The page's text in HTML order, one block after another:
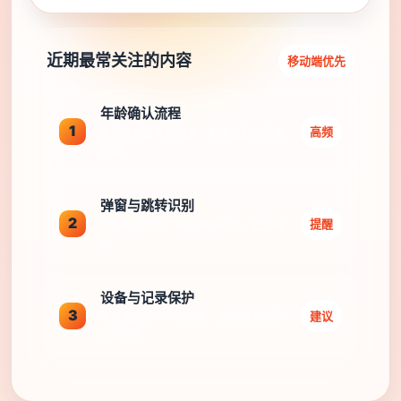
近期最常关注的内容 移动端优先
1
年龄确认流程
高频
2
弹窗与跳转识别
提醒
3
设备与记录保护
建议